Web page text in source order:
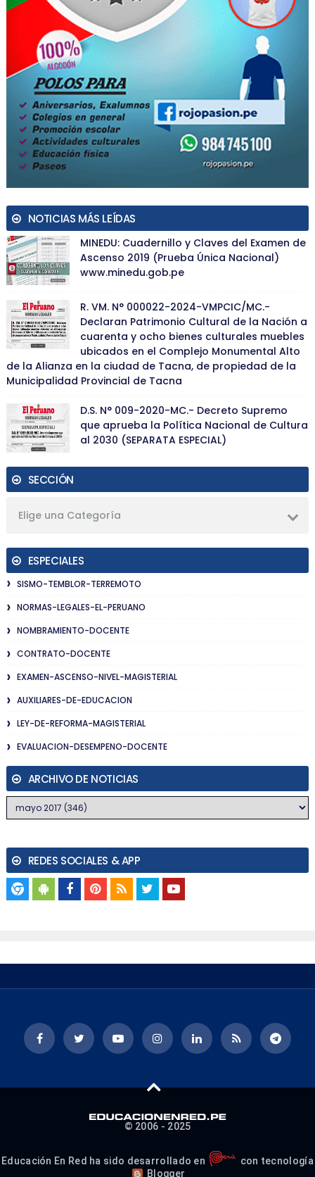
NOTICIAS MÁS LEÍDAS
MINEDU: Cuadernillo y Claves del Examen de
Ascenso 2019 (Prueba Única Nacional)
www.minedu.gob.pe
R. VM. N° 000022-2024-VMPCIC/MC.-
Declaran Patrimonio Cultural de la Nación a
cuarenta y ocho bienes culturales muebles
ubicados en el Complejo Monumental Alto
de la Alianza en la ciudad de Tacna, de propiedad de la
Municipalidad Provincial de Tacna
D.S. N° 009-2020-MC.- Decreto Supremo
que aprueba la Política Nacional de Cultura
al 2030 (SEPARATA ESPECIAL)
SECCIÓN
Elige una Categoría
ESPECIALES
SISMO-TEMBLOR-TERREMOTO
NORMAS-LEGALES-EL-PERUANO
NOMBRAMIENTO-DOCENTE
CONTRATO-DOCENTE
EXAMEN-ASCENSO-NIVEL-MAGISTERIAL
AUXILIARES-DE-EDUCACION
LEY-DE-REFORMA-MAGISTERIAL
EVALUACION-DESEMPENO-DOCENTE
ARCHIVO DE NOTICIAS
REDES SOCIALES & APP
© 2006 - 2025
Educación En Red ha sido desarrollado en
con tecnología
Blogger